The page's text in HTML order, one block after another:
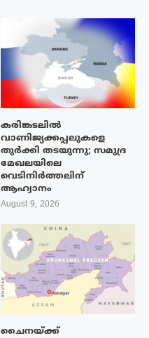
കരിങ്കടലിൽ
വാണിജ്യക്കപ്പലുകളെ
തുർക്കി തടയുന്നു; സമുദ്ര
മേഖലയിലെ
വെടിനിർത്തലിന്
ആഹ്വാനം
August 9, 2026
ചൈനയ്ക്ക്